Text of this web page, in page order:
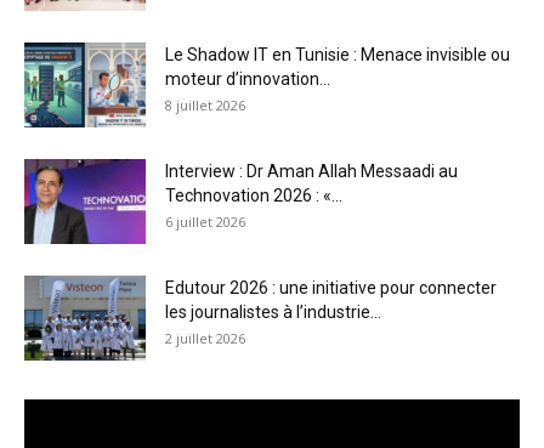
Le Shadow IT en Tunisie : Menace invisible ou
moteur d’innovation...
8 juillet 2026
Interview : Dr Aman Allah Messaadi au
Technovation 2026 : «...
6 juillet 2026
Edutour 2026 : une initiative pour connecter
les journalistes à l’industrie...
2 juillet 2026